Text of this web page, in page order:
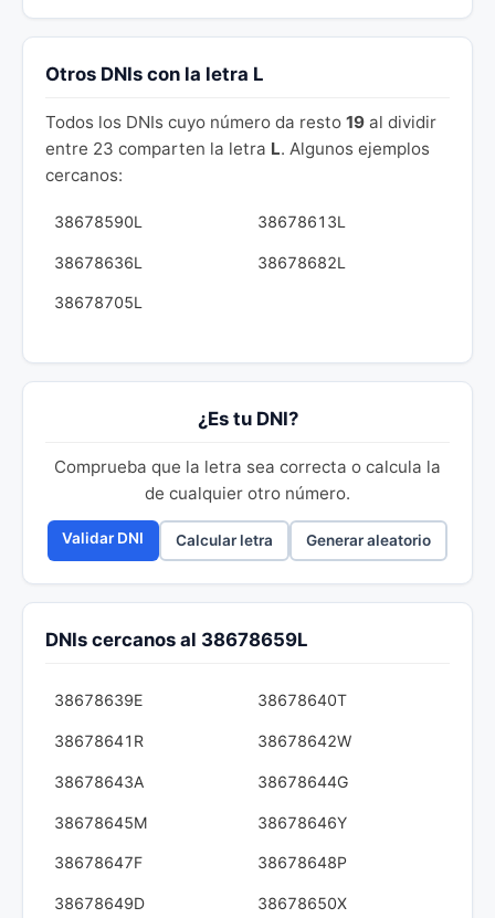
Otros DNIs con la letra L
Todos los DNIs cuyo número da resto 19 al dividir
entre 23 comparten la letra L. Algunos ejemplos
cercanos:
38678590L 38678613L
38678636L 38678682L
38678705L
¿Es tu DNI?
Comprueba que la letra sea correcta o calcula la
de cualquier otro número.
Validar DNI Calcular letra Generar aleatorio
DNIs cercanos al 38678659L
38678639E 38678640T
38678641R 38678642W
38678643A 38678644G
38678645M 38678646Y
38678647F 38678648P
38678649D 38678650X